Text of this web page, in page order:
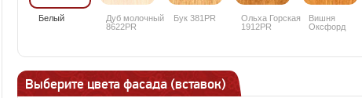
Белый
Дуб молочный
8622PR
Бук 381PR
Ольха Горская
1912PR
Вишня
Оксфорд
Выберите цвета фасада (вставок)